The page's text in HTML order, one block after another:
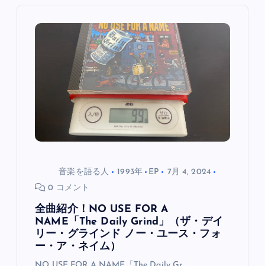
音楽を語る人 1993年 EP
7月 4, 2024
0 コメント
全曲紹介！NO USE FOR A
NAME「The Daily Grind」（ザ・デイ
リー・グラインド ノー・ユース・フォ
ー・ア・ネイム）